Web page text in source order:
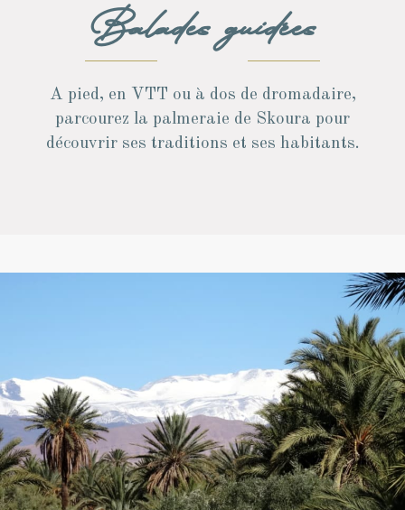
Balades guidées
A pied, en VTT ou à dos de dromadaire,
parcourez la palmeraie de Skoura pour
découvrir ses traditions et ses habitants.